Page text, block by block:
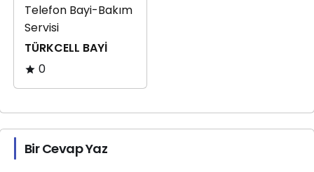
Telefon Bayi-Bakım
Servisi
TÜRKCELL BAYİ
0
Bir Cevap Yaz